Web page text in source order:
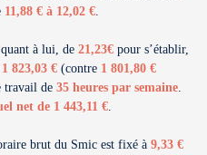
11,88 € à 12,02 €
à lui, de 21,23€pour s’établir,
1 823,03 €(contre 1 801,80 €
travail de 35 heures par semaine
net de 1 443,11 €.
brut du Smic est fixé à 9,33 €